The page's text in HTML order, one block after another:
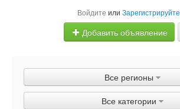
Войдите или
Добавить объявление
Объявления
Все регионы
Все категории